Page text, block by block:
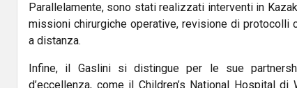
Parallelamente, sono stati realizzati interventi in
missioni chirurgiche operative, revisione di
a distanza.
Infine, il Gaslini si distingue per le sue
d’eccellenza, come il Children’s National Hospital